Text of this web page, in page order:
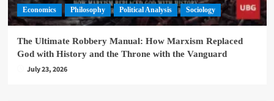
Economics Philosophy Political Analysis Sociology
The Ultimate Robbery Manual: How Marxism Replaced
God with History and the Throne with the Vanguard
July 23, 2026